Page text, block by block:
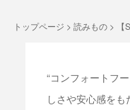
トップページ >読みもの >
“コンフォートフ
しさや安心感をも